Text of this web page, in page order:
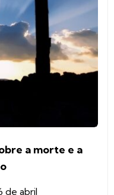
a morte e a
de abril